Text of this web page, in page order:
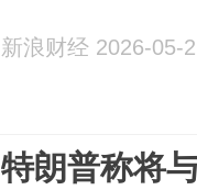
新浪财经 2026-05-
特朗普称将